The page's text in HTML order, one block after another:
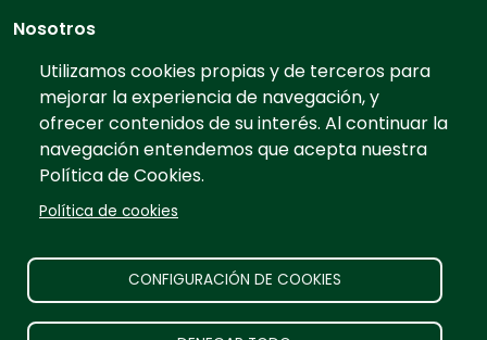
Utilizamos cookies propias y de terceros para
mejorar la experiencia de navegación, y
ofrecer contenidos de su interés. Al continuar la
navegación entendemos que acepta nuestra
Política de Cookies.
Política de cookies
CONFIGURACIÓN DE COOKIES
Nosotros
Quiénes somos
Contacto
Preguntas frecuentes
Tarifas
Información
Aviso legal